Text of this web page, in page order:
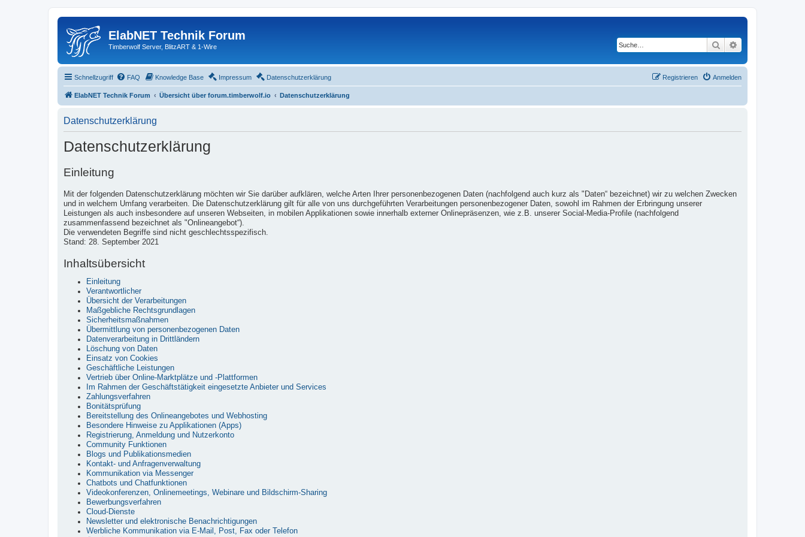
ElabNET Technik Forum
Timberwolf Server, BlitzART & 1-Wire Suche
Schnellzugriff FAQ Knowledge Base Impressum Datenschutzerklärung Anmelden
Registrieren
ElabNET Technik Forum Übersicht über forum.timberwolf.io Datenschutzerklärung
Datenschutzerklärung
Datenschutzerklärung
Einleitung
Mit der folgenden Datenschutzerklärung möchten wir Sie darüber aufklären, welche Arten Ihrer personenbezogenen Daten (nachfolgend auch kurz als "Daten“ bezeichnet) wir zu welchen Zwecken
und in welchem Umfang verarbeiten. Die Datenschutzerklärung gilt für alle von uns durchgeführten Verarbeitungen personenbezogener Daten, sowohl im Rahmen der Erbringung unserer
Leistungen als auch insbesondere auf unseren Webseiten, in mobilen Applikationen sowie innerhalb externer Onlinepräsenzen, wie z.B. unserer Social-Media-Profile (nachfolgend
zusammenfassend bezeichnet als "Onlineangebot“).
Die verwendeten Begriffe sind nicht geschlechtsspezifisch.
Stand: 28. September 2021
Inhaltsübersicht
Einleitung
Verantwortlicher
Übersicht der Verarbeitungen
Maßgebliche Rechtsgrundlagen
Sicherheitsmaßnahmen
Übermittlung von personenbezogenen Daten
Datenverarbeitung in Drittländern
Löschung von Daten
Einsatz von Cookies
Geschäftliche Leistungen
Vertrieb über Online-Marktplätze und -Plattformen
Im Rahmen der Geschäftstätigkeit eingesetzte Anbieter und Services
Zahlungsverfahren
Bonitätsprüfung
Bereitstellung des Onlineangebotes und Webhosting
Besondere Hinweise zu Applikationen (Apps)
Registrierung, Anmeldung und Nutzerkonto
Community Funktionen
Blogs und Publikationsmedien
Kontakt- und Anfragenverwaltung
Kommunikation via Messenger
Chatbots und Chatfunktionen
Videokonferenzen, Onlinemeetings, Webinare und Bildschirm-Sharing
Bewerbungsverfahren
Cloud-Dienste
Newsletter und elektronische Benachrichtigungen
Werbliche Kommunikation via E-Mail, Post, Fax oder Telefon